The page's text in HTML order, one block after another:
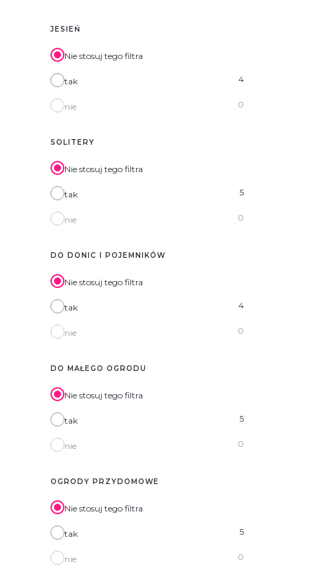
JESIEŃ
Nie stosuj tego filtra
tak 4
nie 0
SOLITERY
Nie stosuj tego filtra
tak 5
nie 0
DO DONIC I POJEMNIKÓW
Nie stosuj tego filtra
tak 4
nie 0
DO MAŁEGO OGRODU
Nie stosuj tego filtra
tak 5
nie 0
OGRODY PRZYDOMOWE
Nie stosuj tego filtra
tak 5
nie 0